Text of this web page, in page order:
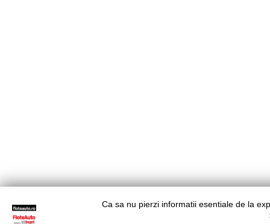
Ca sa nu pierzi informatii esentiale de la